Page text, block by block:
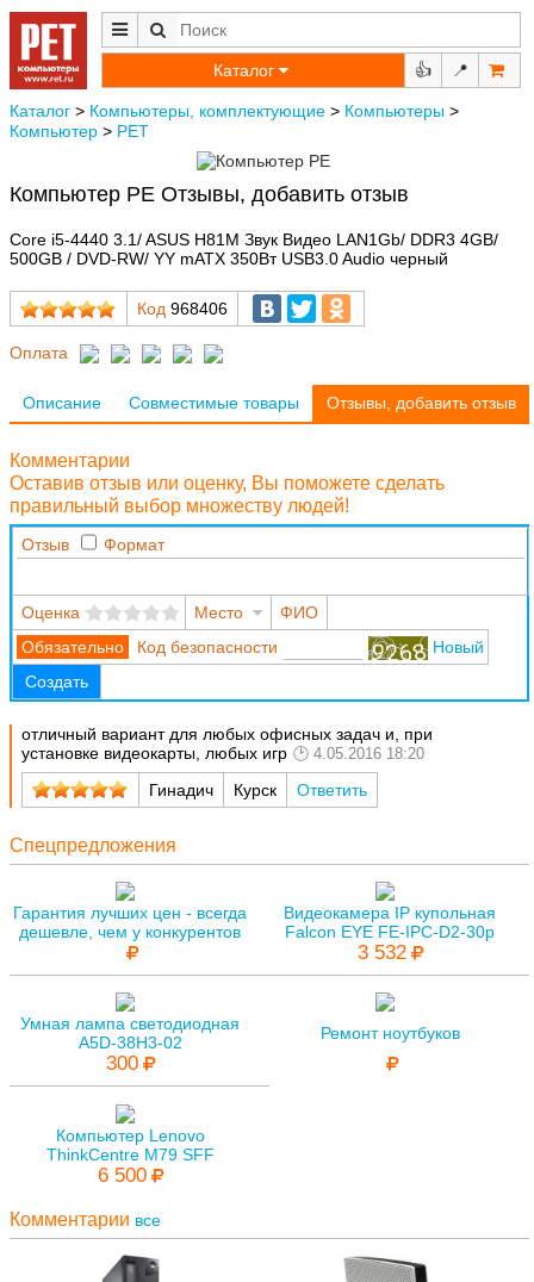
Каталог 👍 📍
Каталог > Компьютеры, комплектующие > Компьютеры >
Компьютер > РЕТ
Компьютер РЕ Отзывы, добавить отзыв
Core i5-4440 3.1/ ASUS H81M Звук Видео LAN1Gb/ DDR3 4GB/
500GB / DVD-RW/ YY mATX 350Вт USB3.0 Audio черный
Код 968406
Оплата
Описание Совместимые товары Отзывы, добавить отзыв
Комментарии
Оставив отзыв или оценку, Вы поможете сделать
правильный выбор множеству людей!
Отзыв Формат
Оценка Место
ФИО
Код безопасности
Новый
Создать
отличный вариант для любых офисных задач и, при
установке видеокарты, любых игр
4.05.2016 18:20
Гинадич Курск Ответить
Спецпредложения
Гарантия лучших цен - всегда
дешевле, чем у конкурентов
Видеокамера IP купольная
Falcon EYE FE-IPC-D2-30p
3 532
Умная лампа светодиодная
A5D-38H3-02
300
Ремонт ноутбуков
Компьютер Lenovo
ThinkCentre M79 SFF
6 500
Комментарии все